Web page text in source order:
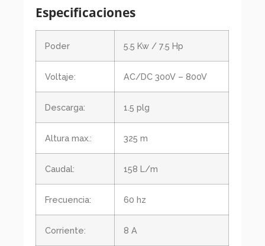
Especificaciones
Poder 5.5 Kw / 7.5 Hp
Voltaje: AC/DC 300V – 800V
Descarga: 1.5 plg
Altura max.: 325 m
Caudal: 158 L/m
Frecuencia: 60 hz
Corriente: 8 A